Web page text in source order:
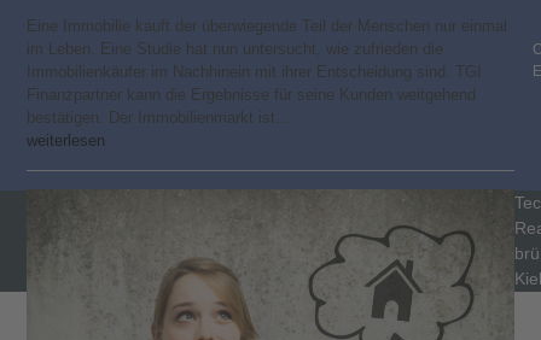
Eine Immobilie kauft der überwiegende Teil der Menschen nur einmal
im Leben. Eine Studie hat nun untersucht, wie zufrieden die
Immobilienkäufer im Nachhinein mit ihrer Entscheidung sind. TGI
Finanzpartner kann die Ergebnisse für seine Kunden weitgehend
bestätigen. Der Immobilienmarkt ist…
weiterlesen
Kiel